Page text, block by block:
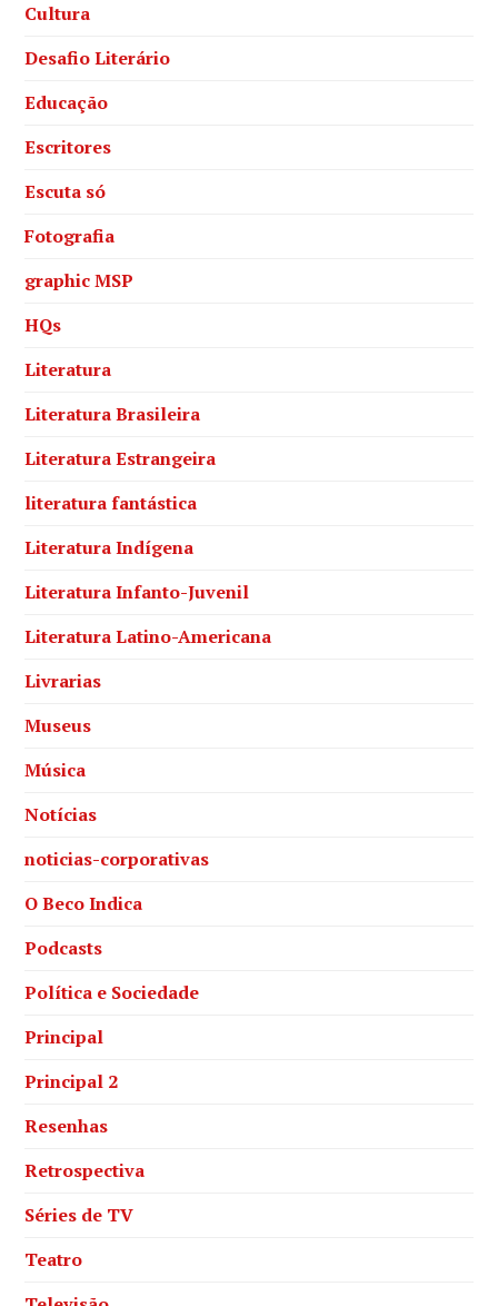
Cultura
Desafio Literário
Educação
Escritores
Escuta só
Fotografia
graphic MSP
HQs
Literatura
Literatura Brasileira
Literatura Estrangeira
literatura fantástica
Literatura Indígena
Literatura Infanto-Juvenil
Literatura Latino-Americana
Livrarias
Museus
Música
Notícias
noticias-corporativas
O Beco Indica
Podcasts
Política e Sociedade
Principal
Principal 2
Resenhas
Retrospectiva
Séries de TV
Teatro